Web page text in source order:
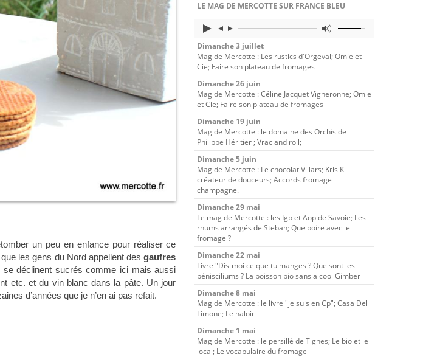
un peu en enfance pour réaliser ce
les gens du Nord appellent desgaufres
déclinent sucrés comme ici mais aussi
etc. et du vin blanc dans la pâte. Un jour
d’années que je n’en ai pas refait.
LE MAG DE MERCOTTE SUR FRANCE BLEU
Dimanche 3 juillet
Mag de Mercotte : Les rustics d'Orgeval; Omie et
Cie; Faire son plateau de fromages
Dimanche 26 juin
Mag de Mercotte : Céline Jacquet Vigneronne; Omie
et Cie; Faire son plateau de fromages
Dimanche 19 juin
Mag de Mercotte : le domaine des Orchis de
Philippe Héritier ; Vrac and roll;
Dimanche 5 juin
Mag de Mercotte : Le chocolat Villars; Kris K
créateur de douceurs; Accords fromage
champagne.
Dimanche 29 mai
Le mag de Mercotte : les Igp et Aop de Savoie; Les
rhums arrangés de Steban; Que boire avec le
fromage ?
Dimanche 22 mai
Livre "Dis-moi ce que tu manges ? Que sont les
pénisciliums ? La boisson bio sans alcool Gimber
Dimanche 8 mai
Mag de Mercotte : le livre "je suis en Cp"; Casa Del
Limone; Le haloir
Dimanche 1 mai
Mag de Mercotte : le persillé de Tignes; Le bio et le
local; Le vocabulaire du fromage